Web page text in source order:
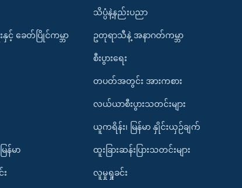
င့် ခေတ်ပြိုင်ကမ္ဘာ
န်မာ
င်း
သိပ္ပံနဲ့နည်းပညာ
ဥတုရာသီနဲ့ အနာဂတ်ကမ္ဘာ
စီးပွားရေး
တပတ်အတွင်း အားကစား
လယ်ယာစီးပွားသတင်းများ
ယူကရိန်း၊ မြန်မာ နှိုင်းယှဉ်ချက်
ထူးခြားဆန်းပြားသတင်းများ
လူမှုရှုခင်း